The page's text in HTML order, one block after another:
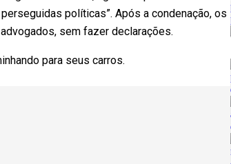
políticas”. Após a condenação, os
sem fazer declarações.
para seus carros.